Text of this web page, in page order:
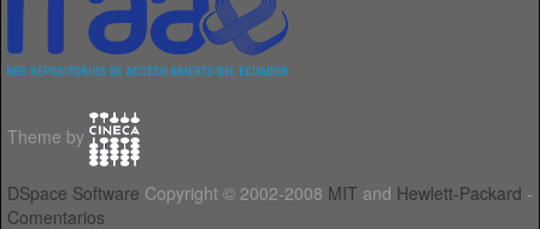
Theme by
DSpace Software Copyright © 2002-2008 MIT and Hewlett-Packard -
Comentarios